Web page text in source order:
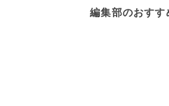
編集部のおすす